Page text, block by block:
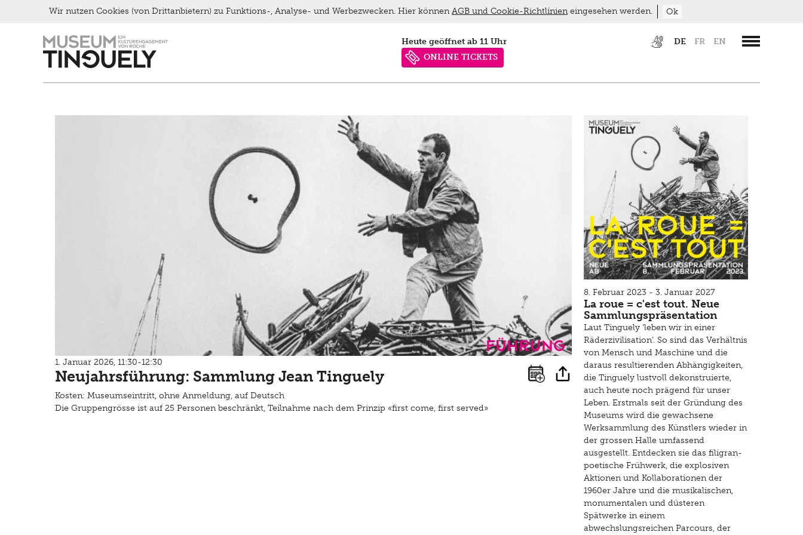
Hauptnavigation
DE FR EN
heute geöffnet ab 11 Uhr
ONLINE TICKETS
Führung
1. Januar 2026, 11:30-12:30
Neujahrsführung: Sammlung Jean Tinguely
Kosten: Museumseintritt, ohne Anmeldung, auf Deutsch
Die Gruppengrösse ist auf 25 Personen beschränkt, Teilnahme nach dem Prinzip «first come, first served»
8. Februar 2023 - 3. Januar 2027
La roue = c'est tout. Neue
Sammlungspräsentation
Laut Tinguely ‘leben wir in einer
Räderzivilisation’. So sind das Verhältnis
von Mensch und Maschine und die
daraus resultierenden Abhängigkeiten,
die Tinguely lustvoll dekonstruierte,
auch heute noch prägend für unser
Leben. Erstmals seit der Gründung des
Museums wird die gewachsene
Werksammlung des Künstlers wieder in
der grossen Halle umfassend
ausgestellt. Entdecken sie das filigran-
poetische Frühwerk, die explosiven
Aktionen und Kollaborationen der
1960er Jahre und die musikalischen,
monumentalen und düsteren
Spätwerke in einem
abwechslungsreichen Parcours, der
Wir nutzen Cookies (von Drittanbietern) zu Funktions-, Analyse- und Werbezwecken. Hier könnenAGB und Cookie-Richtlinieneingesehen werden. Ok